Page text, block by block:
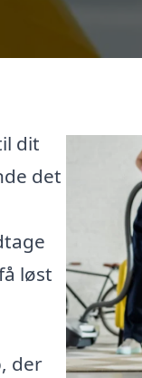
dit
det
løst
der